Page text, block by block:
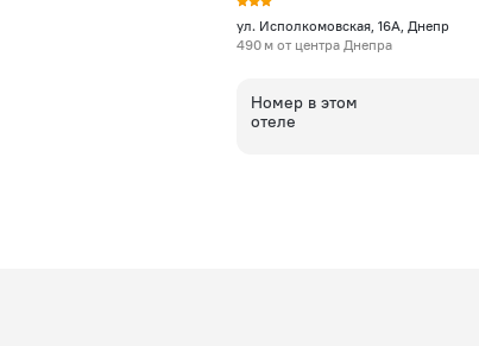
ул. Исполкомовская, 16А, Днепр
490 м от центра Днепра
Номер в этом
отеле